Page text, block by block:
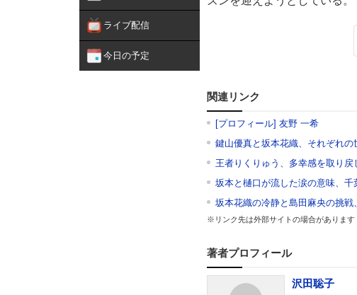
ライブ配信
今日の予定
関連リンク
[プロフィール] 友野 一希
鍵山優真と坂本花織、それぞれ
王者りくりゅう、多幸感を取り
坂本と樋口が流した涙の意味、
坂本花織の冷静と島田麻央の挑
※リンク先は外部サイトの場合があります
著者プロフィール
沢田聡子